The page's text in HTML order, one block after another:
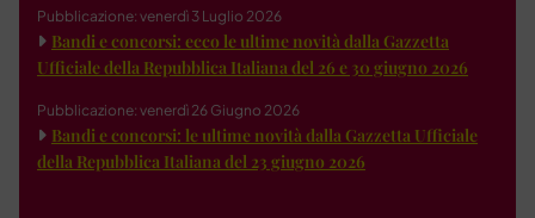
Pubblicazione: venerdì 3 Luglio 2026
Bandi e concorsi: ecco le ultime novità dalla Gazzetta
Ufficiale della Repubblica Italiana del 26 e 30 giugno 2026
Pubblicazione: venerdì 26 Giugno 2026
Bandi e concorsi: le ultime novità dalla Gazzetta Ufficiale
della Repubblica Italiana del 23 giugno 2026